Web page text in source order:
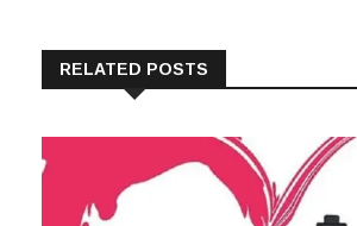
RELATED POSTS